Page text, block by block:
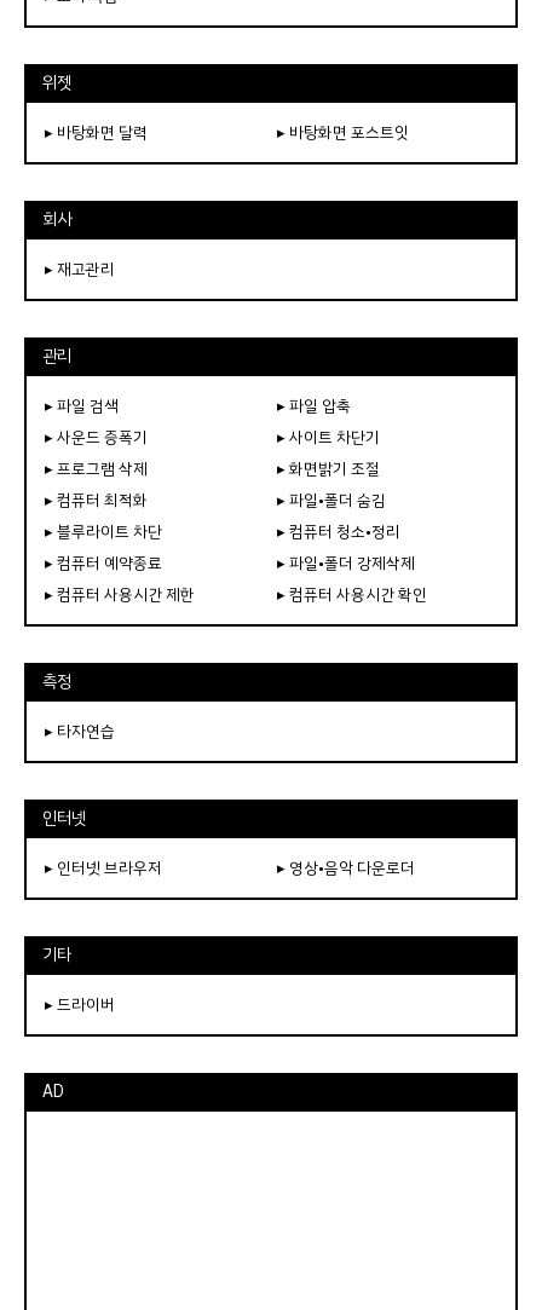
위젯
▸ 바탕화면 달력 ▸ 바탕화면 포스트잇
회사
▸ 재고관리
관리
▸ 파일 검색
▸ 파일 압축
▸ 사운드 증폭기
▸ 사이트 차단기
▸ 프로그램 삭제
▸ 화면밝기 조절
▸ 컴퓨터 최적화
▸ 파일•폴더 숨김
▸ 블루라이트 차단
▸ 컴퓨터 청소•정리
▸ 컴퓨터 예약종료
▸ 파일•폴더 강제삭제
▸ 컴퓨터 사용시간 제한
▸ 컴퓨터 사용시간 확인
측정
▸ 타자연습
인터넷
▸ 인터넷 브라우저 ▸ 영상•음악 다운로더
기타
▸ 드라이버
AD